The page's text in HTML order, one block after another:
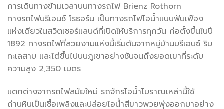
การเดินทางข้ามเวลาบนทางรถไฟ Brienz Rothorn
ทางรถไฟบรีเอนซ์ โรธอร์น เป็นทางรถไฟไอน้ำแบบฟันเฟือง
แห่งเดียวในสวิตเซอร์แลนด์ที่เปิดให้บริการทุกวัน ก่อตั้งขึ้นในปี
1892 ทางรถไฟที่สวยงามแห่งนี้เริ่มต้นจากหมู่บ้านบรีเอนซ์ ริม
ทะเลสาบ และไต่ขึ้นไปบนภูเขาอย่างชันจนถึงยอดเขาที่ระดับ
ความสูง 2,350 เมตร
แตกต่างจากรถไฟสมัยใหม่ รถจักรไอน้ำโบราณเหล่านี้ใช้
ถ่านหินเป็นเชื้อเพลิงและปล่อยไอน้ำสีขาวพวยพุ่งออกมาอย่าง